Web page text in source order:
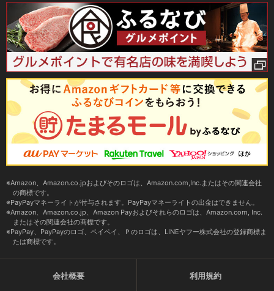
Amazon、Amazon.co.jpおよびそのロゴは、Amazon.com,Inc.またはその関連会社
の商標です。
PayPayマネーライトが付与されます。PayPayマネーライトの出金はできません。
Amazon、Amazon.co.jp、Amazon Payおよびそれらのロゴは、Amazon.com, Inc.
またはその関連会社の商標です。
PayPay、PayPayのロゴ、ペイペイ、Ｐのロゴは、LINEヤフー株式会社の登録商標ま
たは商標です。
会社概要 利用規約